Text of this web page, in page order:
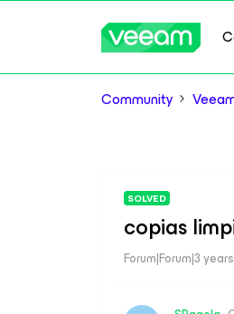
Community
SOLVED
copias
Forum|Forum|3